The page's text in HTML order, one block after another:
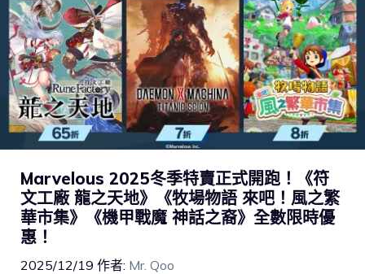
Marvelous 2025冬季特賣正式開跑！《符
文工廠 龍之天地》《牧場物語 來吧！風之繁
華市集》《機甲戰魔 神話之裔》全數限時優
惠！
2025/12/19 作者: Mr. Qoo